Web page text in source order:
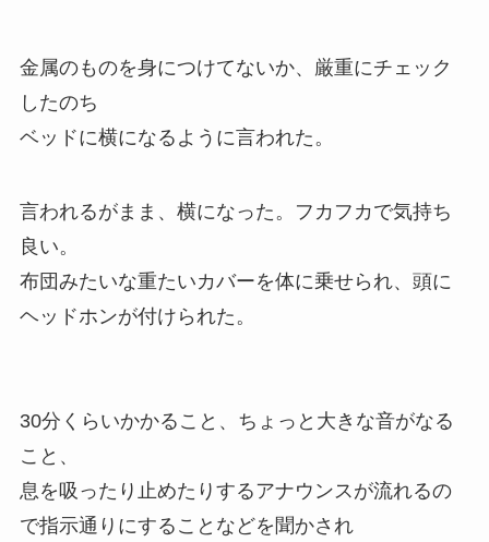
金属のものを身につけてないか、厳重にチェック
したのち
ベッドに横になるように言われた。
言われるがまま、横になった。フカフカで気持ち
良い。
布団みたいな重たいカバーを体に乗せられ、頭に
ヘッドホンが付けられた。
30分くらいかかること、ちょっと大きな音がなる
こと、
息を吸ったり止めたりするアナウンスが流れるの
で指示通りにすることなどを聞かされ